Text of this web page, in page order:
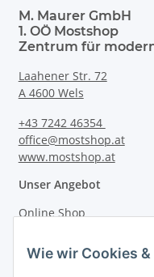
M. Maurer GmbH
1. OÖ Mostshop
Zentrum für
Laahener Str. 72
A 4600 Wels
+43 7242 46354
office@mostshop.at
www.mostshop.at
Unser Angebot
Online Shop
Wie wir Cookies